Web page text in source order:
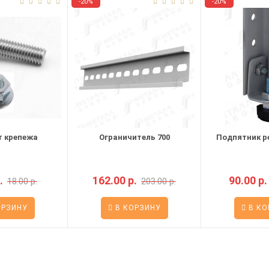
крепежа
18.00 р.
Ограничитель 700
162.00 р. 203.00 р.
В КОРЗИНУ
Подпятник
90.00 р.
В